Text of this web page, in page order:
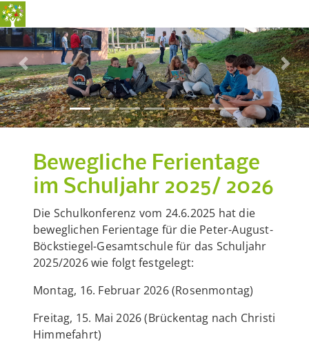
Previous Next
Bewegliche Ferientage
im Schuljahr 2025/ 2026
Die Schulkonferenz vom 24.6.2025 hat die
beweglichen Ferientage für die Peter-August-
Böckstiegel-Gesamtschule für das Schuljahr
2025/2026 wie folgt festgelegt:
Montag, 16. Februar 2026 (Rosenmontag)
Freitag, 15. Mai 2026 (Brückentag nach Christi
Himmefahrt)